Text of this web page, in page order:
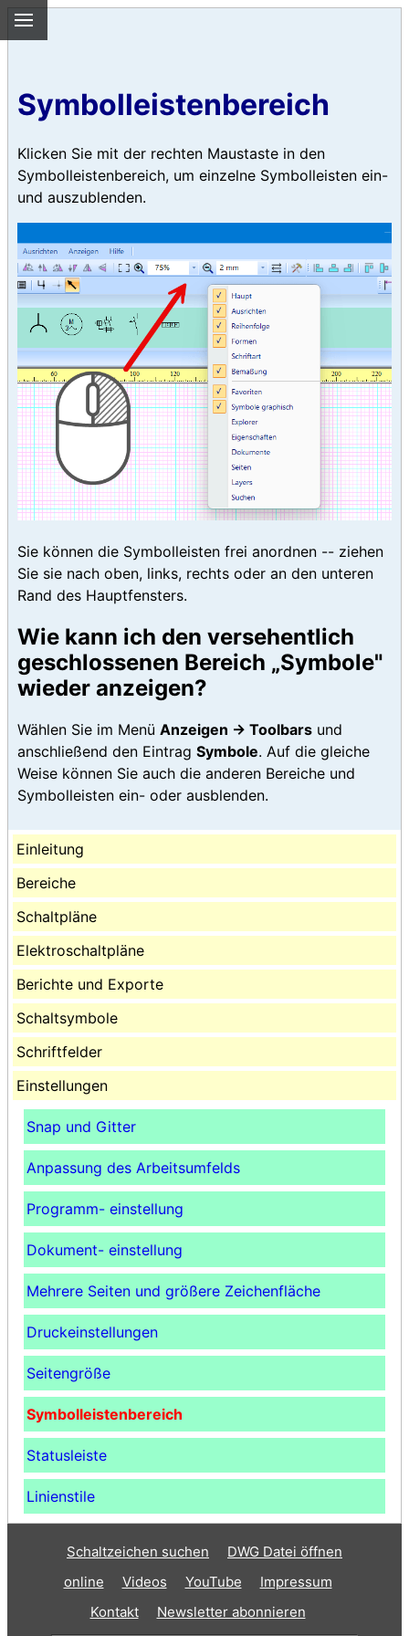
Symbolleistenbereich
Klicken Sie mit der rechten Maustaste in den
Symbolleistenbereich, um einzelne Symbolleisten ein-
und auszublenden.
Sie können die Symbolleisten frei anordnen -- ziehen
Sie sie nach oben, links, rechts oder an den unteren
Rand des Hauptfensters.
Wie kann ich den versehentlich
geschlossenen Bereich „Symbole"
wieder anzeigen?
Wählen Sie im Menü Anzeigen → Toolbars und
anschließend den Eintrag Symbole. Auf die gleiche
Weise können Sie auch die anderen Bereiche und
Symbolleisten ein- oder ausblenden.
Einleitung
Bereiche
Schaltpläne
Elektroschaltpläne
Berichte und Exporte
Schaltsymbole
Schriftfelder
Einstellungen
Snap und Gitter
Anpassung des Arbeitsumfelds
Programm- einstellung
Dokument- einstellung
Mehrere Seiten und größere Zeichenfläche
Druckeinstellungen
Seitengröße
Symbolleistenbereich
Statusleiste
Linienstile
Schaltzeichen suchen
DWG Datei öffnen
online
Videos YouTube
Impressum
Kontakt
Newsletter abonnieren